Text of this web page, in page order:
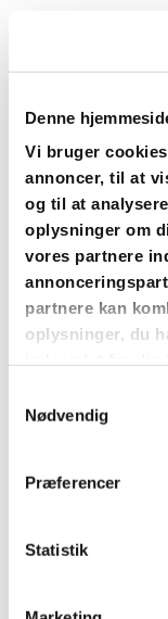
Denne
Vi bruger
annoncer, til at
og til at
oplysninger om
vores partnere
partnere kan
oplysninger, du
Nødvendig
Præferencer
Statistik
Du vil